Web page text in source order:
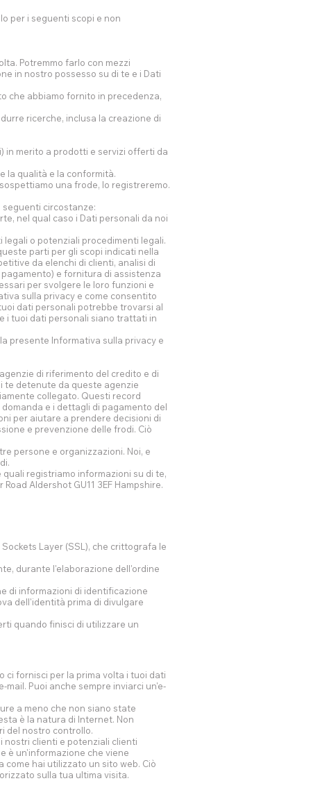
per i seguenti scopi e non
Potremmo farlo con mezzi
in nostro possesso su di te e i Dati
che abbiamo fornito in precedenza,
ricerche, inclusa la creazione di
in merito a prodotti e servizi offerti da
la qualità e la conformità.
una frode, lo registreremo.
seguenti circostanze:
nel qual caso i Dati personali da noi
o potenziali procedimenti legali.
parti per gli scopi indicati nella
da elenchi di clienti, analisi di
e fornitura di assistenza
per svolgere le loro funzioni e
sulla privacy e come consentito
dati personali potrebbe trovarsi al
i tuoi dati personali siano trattati in
presente Informativa sulla privacy e
di riferimento del credito e di
te detenute da queste agenzie
collegato. Questi record
e i dettagli di pagamento del
per aiutare a prendere decisioni di
e prevenzione delle frodi. Ciò
persone e organizzazioni. Noi, e
registriamo informazioni su di te,
Aldershot GU11 3EF Hampshire.
Layer (SSL), che crittografa le
durante l'elaborazione dell'ordine
di informazioni di identificazione
dell'identità prima di divulgare
quando finisci di utilizzare un
ci fornisci per la prima volta i tuoi dati
Puoi anche sempre inviarci un'e-
a meno che non siano state
è la natura di Internet. Non
del nostro controllo.
nostri clienti e potenziali clienti
è un'informazione che viene
hai utilizzato un sito web. Ciò
sulla tua ultima visita.